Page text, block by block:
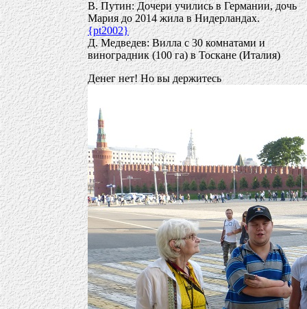
В. Путин: Дочери учились в Германии, дочь
Мария до 2014 жила в Нидерландах.
{pt2002}
Д. Медведев: Вилла с 30 комнатами и
виноградник (100 га) в Тоскане (Италия)
Денег нет! Но вы держитесь